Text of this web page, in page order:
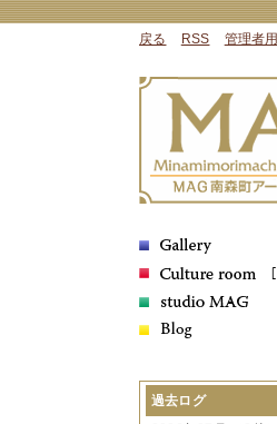
戻る RSS 管理者用
過去ログ